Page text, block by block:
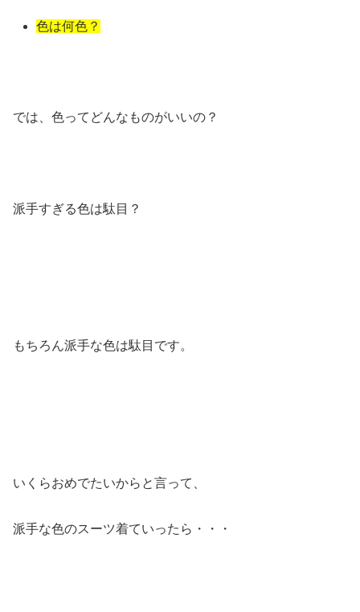
色は何色？
では、色ってどんなものがいいの？
派手すぎる色は駄目？
もちろん派手な色は駄目です。
いくらおめでたいからと言って、
派手な色のスーツ着ていったら・・・